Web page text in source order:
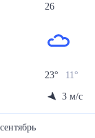
26
23° 11°
3 м/с
сентябрь